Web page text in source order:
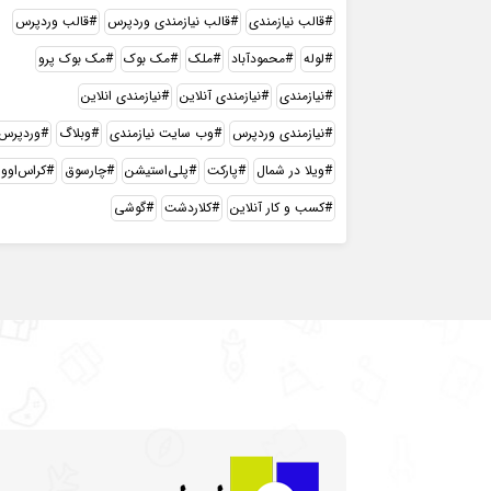
قالب نیازمندی قالب نیازمندی وردپرس
قالب وردپرس
لوله
محمودآباد ملک مک بوک
مک بوک پرو
نیازمندی
نیازمندی آنلاین
نیازمندی انلاین
نیازمندی وردپرس
وب سایت نیازمندی وبلاگ
ویلا در شمال
پارکت پلی‌استیشن چارسوق
کسب و کار آنلاین
کلاردشت گوشی